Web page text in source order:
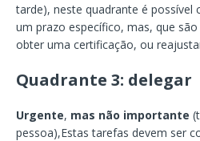
tarde), neste quadrante é possível
um prazo específico, mas, que
obter uma certificação, ou
Quadrante 3: delegar
Urgente, mas não importante
pessoa),Estas tarefas devem ser